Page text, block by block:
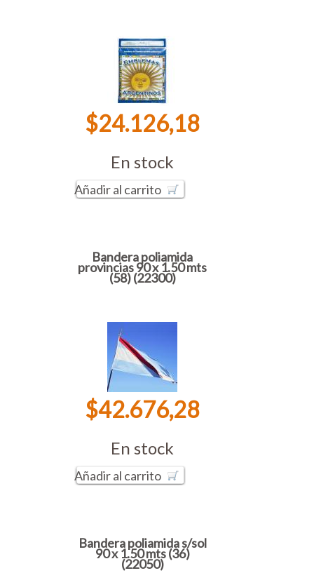
$24.126,18
En stock
Añadir al carrito
Bandera poliamida
provincias 90 x 1.50 mts
(58) (22300)
$42.676,28
En stock
Añadir al carrito
Bandera poliamida s/sol
90 x 1.50 mts (36)
(22050)